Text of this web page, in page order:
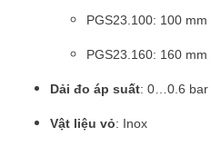
PGS23.100: 100 mm
PGS23.160: 160 mm
Dải đo áp suất: 0…0.6 bar
Vật liệu vỏ: Inox